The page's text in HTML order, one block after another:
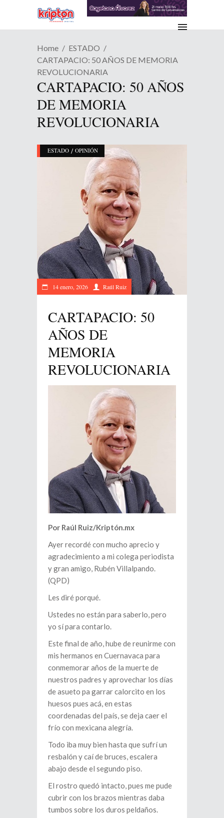
Home
ESTADO
CARTAPACIO: 50 AÑOS DE MEMORIA
REVOLUCIONARIA
CARTAPACIO: 50 AÑOS
DE MEMORIA
REVOLUCIONARIA
ESTADO / OPINIÓN
14 enero, 2026 Raúl Ruiz
CARTAPACIO: 50
AÑOS DE
MEMORIA
REVOLUCIONARIA
Por Raúl Ruiz/Kriptón.mx
Ayer recordé con mucho aprecio y
agradecimiento a mi colega periodista
y gran amigo, Rubén Villalpando.
(QPD)
Les diré porqué.
Ustedes no están para saberlo, pero
yo sí para contarlo.
Este final de año, hube de reunirme con
mis hermanos en Cuernavaca para
conmemorar años de la muerte de
nuestros padres y aprovechar los días
de asueto pa garrar calorcito en los
huesos pues acá, en estas
coordenadas del país, se deja caer el
frío con mexicana alegría.
Todo iba muy bien hasta que sufrí un
resbalón y caí de bruces, escalera
abajo desde el segundo piso.
El rostro quedó intacto, pues me pude
cubrir con los brazos mientras daba
tumbos sobre los duros peldaños.